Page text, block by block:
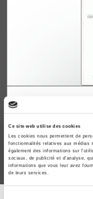
Ce site web utilise des cookies
Les cookies nous permettent de
fonctionnalités relatives aux médias
également des informations sur
sociaux, de publicité et d'analyse,
informations que vous leur avez
de leurs services.
Les maharajahs et
contemporaine
Christiane Hurtig